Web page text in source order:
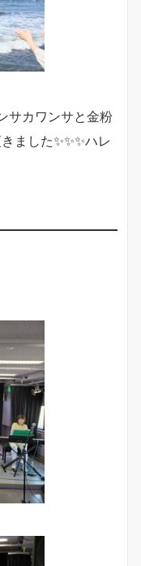
サカワンサと金粉
ました✨✨✨ハレ